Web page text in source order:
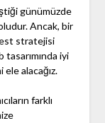
günümüzde
Ancak, bir
stratejisi
iyi
alacağız.
farklı